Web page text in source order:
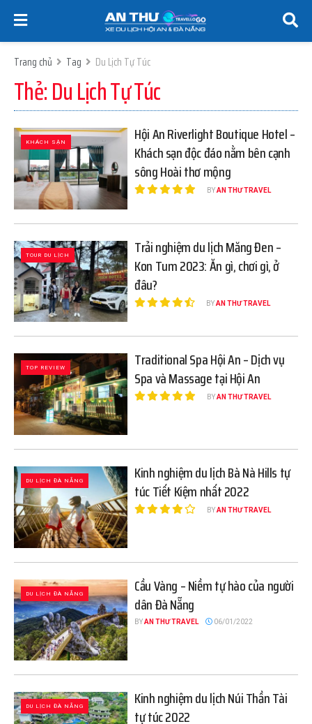
Trang chủ Tag Du Lịch Tự Túc
Thẻ:Du Lịch Tự Túc
KHÁCH SẠN
Hội An Riverlight Boutique Hotel –
Khách sạn độc đáo nằm bên cạnh
sông Hoài thơ mộng
BYAN THƯ TRAVEL
TOUR DU LỊCH
Trải nghiệm du lịch Măng Đen –
Kon Tum 2023: Ăn gì, chơi gì, ở
đâu?
BYAN THƯ TRAVEL
TOP REVIEW
Traditional Spa Hội An – Dịch vụ
Spa và Massage tại Hội An
BYAN THƯ TRAVEL
DU LỊCH ĐÀ NẴNG
Kinh nghiệm du lịch Bà Nà Hills tự
túc Tiết Kiệm nhất 2022
BYAN THƯ TRAVEL
DU LỊCH ĐÀ NẴNG
Cầu Vàng – Niềm tự hào của người
dân Đà Nẵng
BYAN THƯ TRAVEL 06/01/2022
DU LỊCH ĐÀ NẴNG
Kinh nghiệm du lịch Núi Thần Tài
tự túc 2022